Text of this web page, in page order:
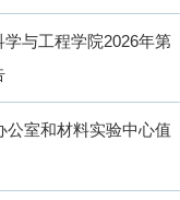
与工程学院2026年第
公室和材料实验中心值